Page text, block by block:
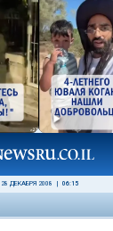
28 ДЕКАБРЯ 2008 06:15